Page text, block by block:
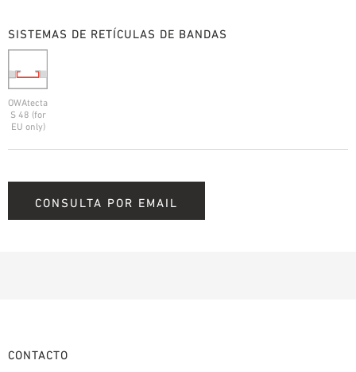
SISTEMAS DE RETÍCULAS DE BANDAS
OWAtecta
S 48 (for
EU only)
CONSULTA POR EMAIL
CONTACTO